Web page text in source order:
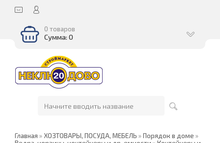
0 товаров
Сумма: 0
Главная » ХОЗТОВАРЫ, ПОСУДА, МЕБЕЛЬ »Порядок в доме »